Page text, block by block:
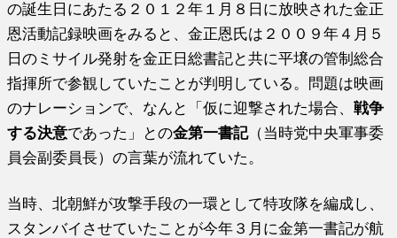
の誕生日にあたる２０１２年１月８日に放映された金正
恩活動記録映画をみると、金正恩氏は２００９年４月５
日のミサイル発射を金正日総書記と共に平壌の管制総合
指揮所で参観していたことが判明している。問題は映画
のナレーションで、なんと「仮に迎撃された場合、戦争
する決意であった」との金第一書記（当時党中央軍事委
員会副委員長）の言葉が流れていた。
当時、北朝鮮が攻撃手段の一環として特攻隊を編成し、
スタンバイさせていたことが今年３月に金第一書記が航